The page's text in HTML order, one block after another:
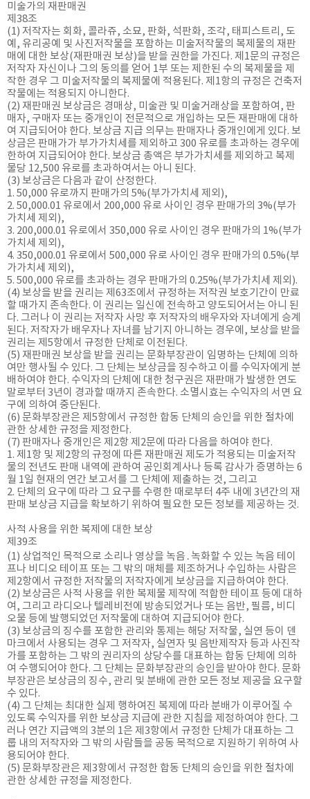
미술가의 재판매권
제38조
(1) 저작자는 회화, 콜라쥬, 소묘, 판화, 석판화, 조각, 태피스트리, 도
예, 유리공예 및 사진저작물을 포함하는 미술저작물의 복제물의 재판
매에 대한 보상(재판매권 보상)을 받을 권한을 가진다. 제1문의 규정은
저작자 자신이나 그의 동의를 얻어 1부 또는 제한된 수의 복제물을 제
작한 경우 그 미술저작물의 복제물에 적용된다. 제1항의 규정은 건축저
작물에는 적용되지 아니한다.
(2) 재판매권 보상금은 경매상, 미술관 및 미술거래상을 포함하여, 판
매자, 구매자 또는 중개인이 전문적으로 개입하는 모든 재판매에 대하
여 지급되어야 한다. 보상금 지급 의무는 판매자나 중개인에게 있다. 보
상금은 판매가가 부가가치세를 제외하고 300 유로를 초과하는 경우에
한하여 지급되어야 한다. 보상금 총액은 부가가치세를 제외하고 복제
물당 12,500 유로를 초과하여서는 아니 된다.
(3) 보상금은 다음과 같이 산정한다.
1. 50,000 유로까지 판매가의 5%(부가가치세 제외),
2. 50,000.01 유로에서 200,000 유로 사이인 경우 판매가의 3%(부가
가치세 제외),
3. 200,000.01 유로에서 350,000 유로 사이인 경우 판매가의 1%(부가
가치세 제외),
4. 350,000.01 유로에서 500,000 유로 사이인 경우 판매가의 0.5%(부
가가치세 제외),
5. 500,000 유로를 초과하는 경우 판매가의 0.25%(부가가치세 제외).
(4) 보상을 받을 권리는 제63조에서 규정하는 저작권 보호기간이 만료
할 때가지 존속한다. 이 권리는 일신에 전속하고 양도되어서는 아니 된
다. 그러나 이 권리는 저작자 사망 후 저작자의 배우자와 자녀에게 승계
된다. 저작자가 배우자나 자녀를 남기지 아니하는 경우에, 보상을 받을
권리는 제5항에서 규정한 단체로 이전된다.
(5) 재판매권 보상을 받을 권리는 문화부장관이 임명하는 단체에 의하
여만 행사될 수 있다. 그 단체는 보상금을 징수하고 이를 수익자에게 분
배하여야 한다. 수익자의 단체에 대한 청구권은 재판매가 발생한 연도
말로부터 3년이 경과할 때까지 존속한다. 소멸시효는 수익자의 서면 요
구에 의하여 중단된다.
(6) 문화부장관은 제5항에서 규정한 합동 단체의 승인을 위한 절차에
관한 상세한 규정을 제정한다.
(7) 판매자나 중개인은 제2항 제2문에 따라 다음을 하여야 한다.
1. 제1항 및 제2항의 규정에 따른 재판매권 제도가 적용되는 미술저작
물의 전년도 판매 내역에 관하여 공인회계사나 등록 감사가 증명하는 6
월 1일 현재의 연간 보고서를 그 단체에 제출하는 것, 그리고
2. 단체의 요구에 따라 그 요구를 수령한 때로부터 4주 내에 3년간의 재
판매 보상금 지급을 확보하기 위하여 필요한 모든 정보를 제공하는 것.
사적 사용을 위한 복제에 대한 보상
제39조
(1) 상업적인 목적으로 소리나 영상을 녹음․녹화할 수 있는 녹음 테이
프나 비디오 테이프 또는 그 밖의 매체를 제조하거나 수입하는 사람은
제2항에서 규정한 저작물의 저작자에게 보상금을 지급하여야 한다.
(2) 보상금은 사적 사용을 위한 복제물 제작에 적합한 테이프 등에 대하
여, 그리고 라디오나 텔레비전에 방송되었거나 또는 음반, 필름, 비디
오물 등에 발행되었던 저작물에 대하여 지급되어야 한다.
(3) 보상금의 징수를 포함한 관리와 통제는 해당 저작물, 실연 등이 덴
마크에서 사용되는 경우 그 저작자, 실연자 및 음반제작자 등과 사진작
가를 포함하는 그 밖의 권리자의 상당수를 대표하는 합동 단체에 의하
여 수행되어야 한다. 그 단체는 문화부장관의 승인을 받아야 한다. 문화
부장관은 보상금의 징수, 관리 및 분배에 관한 모든 정보 제공을 요구할
수 있다.
(4) 그 단체는 최대한 실제 행하여진 복제에 따라 분배가 이루어질 수
있도록 수익자를 위한 보상금 지급에 관한 지침을 제정하여야 한다. 그
러나 연간 지급액의 3분의 1은 제3항에서 규정한 단체가 대표하는 그
룹 내의 저작자와 그 밖의 사람들을 공동 목적으로 지원하기 위하여 사
용되어야 한다.
(5) 문화부장관은 제3항에서 규정한 합동 단체의 승인을 위한 절차에
관한 상세한 규정을 제정한다.